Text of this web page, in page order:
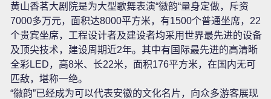
黄山香茗大剧院是为大型歌舞表演“徽韵“量身定做，斥资
7000多万元，面积达8000平方米，有1500个普通坐席，22
个贵宾坐席，工程设计者及建设者均采用世界最先进的设备
及顶尖技术，建设周期近2年。其中有国际最先进的高清晰
全彩LED，高8米、长22米，面积176平方米，在国内无可
匹敌，堪称一绝。
“徽韵”已经成为可以代表安徽的文化名片，向众多游客展现